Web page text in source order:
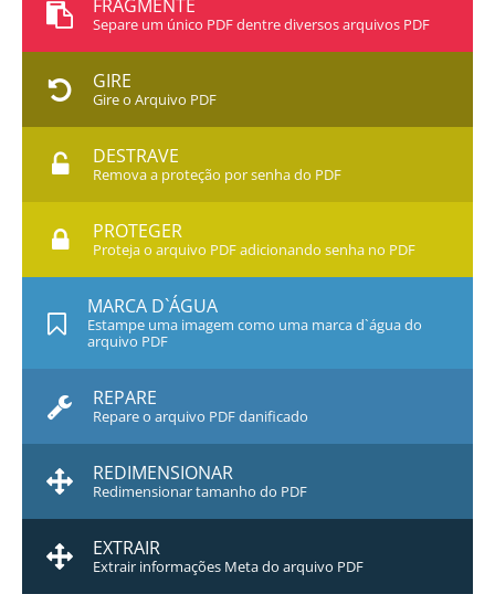
FRAGMENTE
Separe um único PDF dentre diversos arquivos PDF
GIRE
Gire o Arquivo PDF
DESTRAVE
Remova a proteção por senha do PDF
PROTEGER
Proteja o arquivo PDF adicionando senha no PDF
MARCA D`ÁGUA
Estampe uma imagem como uma marca d`água do
arquivo PDF
REPARE
Repare o arquivo PDF danificado
REDIMENSIONAR
Redimensionar tamanho do PDF
EXTRAIR
Extrair informações Meta do arquivo PDF